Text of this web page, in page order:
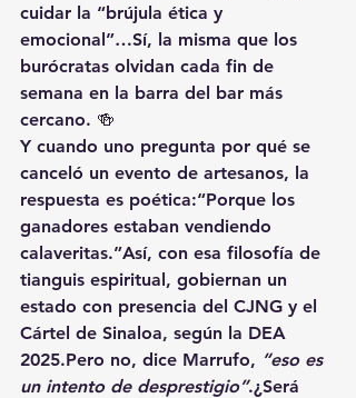
cuidar la “brújula ética y
emocional”…Sí, la misma que los
burócratas olvidan cada fin de
semana en la barra del bar más
cercano. 🍻
Y cuando uno pregunta por qué se
canceló un evento de artesanos, la
respuesta es poética:“Porque los
ganadores estaban vendiendo
calaveritas.”Así, con esa filosofía de
tianguis espiritual, gobiernan un
estado con presencia del CJNG y el
Cártel de Sinaloa, según la DEA
2025.Pero no, dice Marrufo, “eso es
un intento de desprestigio”.¿Será